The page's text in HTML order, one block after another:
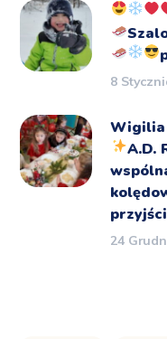
8
Wigilia
A.D.
24